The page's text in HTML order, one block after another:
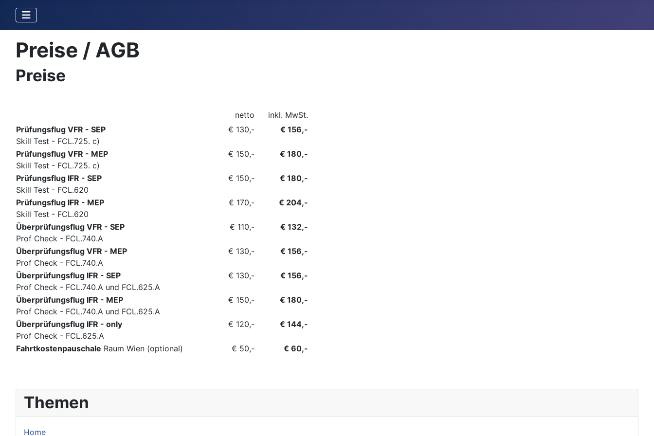
Preise / AGB
Preise
netto
inkl. MwSt.
Prüfungsflug VFR - SEP
Skill Test - FCL.725. c)
€ 130,- € 156,-
Prüfungsflug VFR - MEP
Skill Test - FCL.725. c)
€ 150,- € 180,-
Prüfungsflug IFR - SEP
Skill Test - FCL.620
€ 150,- € 180,-
Prüfungsflug IFR - MEP
Skill Test - FCL.620
€ 170,- € 204,-
Überprüfungsflug VFR - SEP
Prof Check - FCL.740.A
€ 110,- € 132,-
Überprüfungsflug VFR - MEP
Prof Check - FCL.740.A
€ 130,- € 156,-
Überprüfungsflug IFR - SEP
Prof Check - FCL.740.A und FCL.625.A
€ 130,- € 156,-
Überprüfungsflug IFR - MEP
Prof Check - FCL.740.A und FCL.625.A
€ 150,- € 180,-
Überprüfungsflug IFR - only
Prof Check - FCL.625.A
€ 120,- € 144,-
Fahrtkostenpauschale Raum Wien (optional) € 50,- € 60,-
Themen
Home